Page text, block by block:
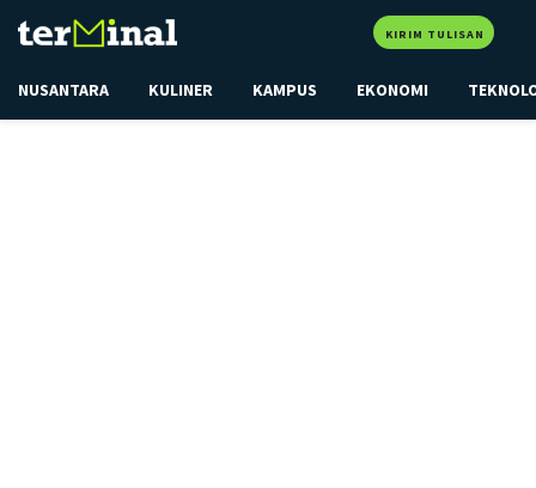
KIRIM TULISAN
NUSANTARA KULINER KAMPUS EKONOMI